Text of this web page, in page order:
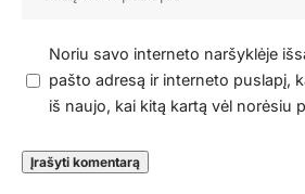
Noriu savo interneto naršyklėje
pašto adresą ir interneto puslapį,
iš naujo, kai kitą kartą vėl norėsiu